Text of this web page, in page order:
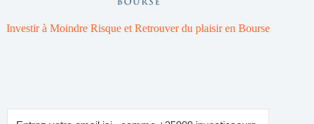
Investir à Moindre Risque et Retrouver du plaisir en Bourse